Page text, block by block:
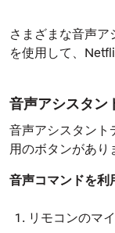
さまざまな音声ア
を使用して、
音声アシスタン
音声アシスタント
用のボタンがあり
音声コマンドを利
リモコンのマ